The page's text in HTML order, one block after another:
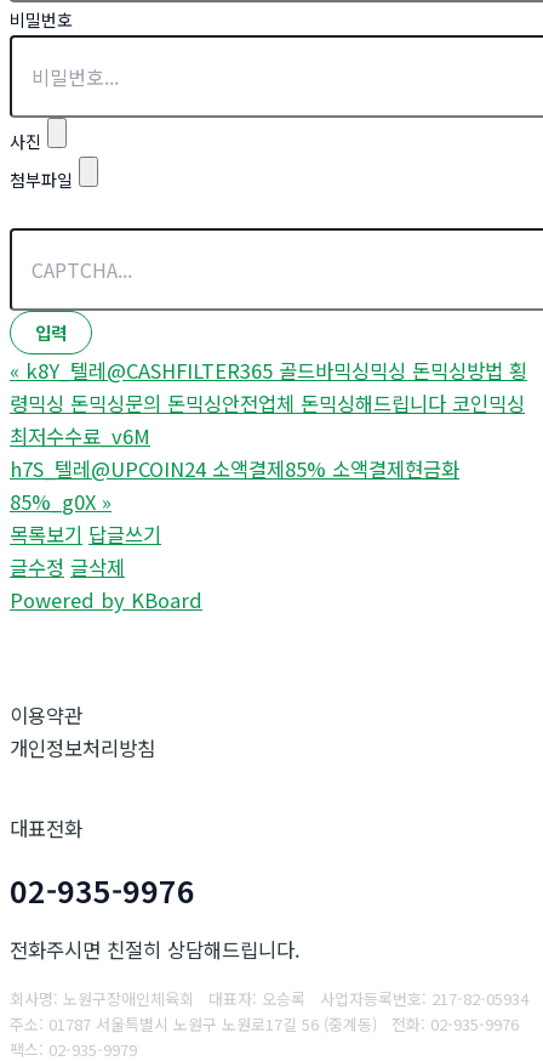
비밀번호
사진
첨부파일
« k8Y_텔레@CASHFILTER365 골드바믹싱믹싱 돈믹싱방법 횡
령믹싱 돈믹싱문의 돈믹싱안전업체 돈믹싱해드립니다 코인믹싱
최저수수료_v6M
h7S_텔레@UPCOIN24 소액결제85% 소액결제현금화
85%_g0X »
목록보기 답글쓰기
글수정 글삭제
Powered by KBoard
이용약관
개인정보처리방침
대표전화
02-935-9976
전화주시면 친절히 상담해드립니다.
회사명: 노원구장애인체육회 대표자: 오승록 사업자등록번호: 217-82-05934
주소: 01787 서울특별시 노원구 노원로17길 56 (중계동) 전화: 02-935-9976
팩스: 02-935-9979